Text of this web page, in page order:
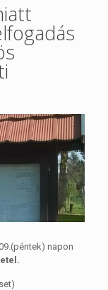
napon